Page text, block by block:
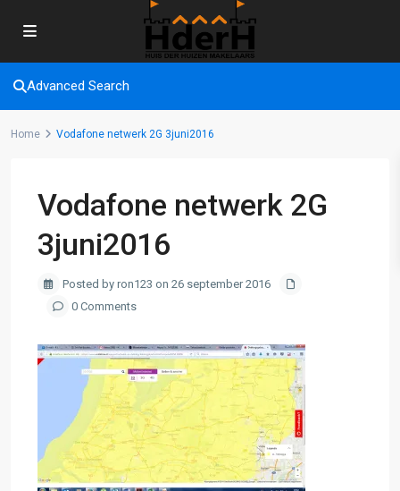
Advanced Search
Home Vodafone netwerk 2G 3juni2016
Vodafone netwerk 2G
3juni2016
Posted by ron123 on 26 september 2016
0 Comments